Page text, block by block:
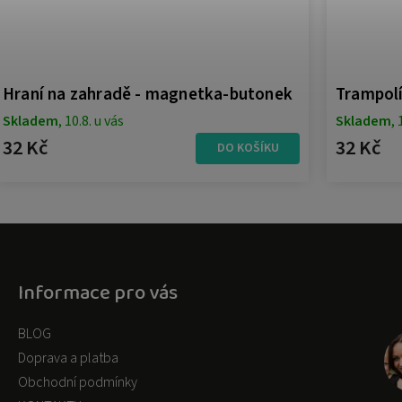
Hraní na zahradě - magnetka-butonek
Skladem, 10.8. u vás
32 Kč DO KOŠÍKU
Skladem,
32 Kč
Informace pro vás
BLOG
Doprava a platba
Obchodní podmínky